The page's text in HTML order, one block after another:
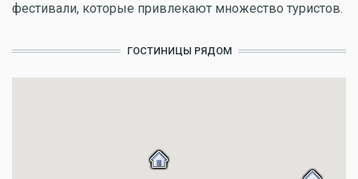
фестивали, которые привлекают множество туристов.
ГОСТИНИЦЫ РЯДОМ